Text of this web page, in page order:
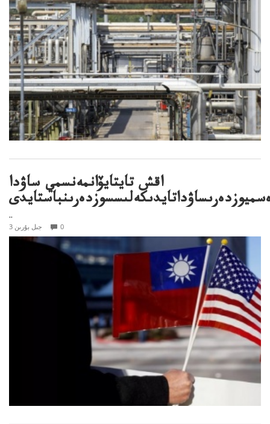
اقش تايتايۆانمەنسمي ساۋدا
..
3 جىل بۇرىن 0